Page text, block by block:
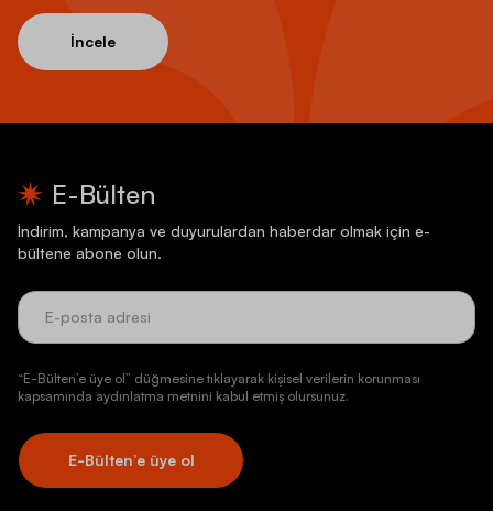
İncele
E-Bülten
İndirim, kampanya ve duyurulardan haberdar olmak için e-
bültene abone olun.
“E-Bülten’e üye ol” düğmesine tıklayarak kişisel verilerin korunması
kapsamında aydınlatma metnini kabul etmiş olursunuz.
E-Bülten’e üye ol